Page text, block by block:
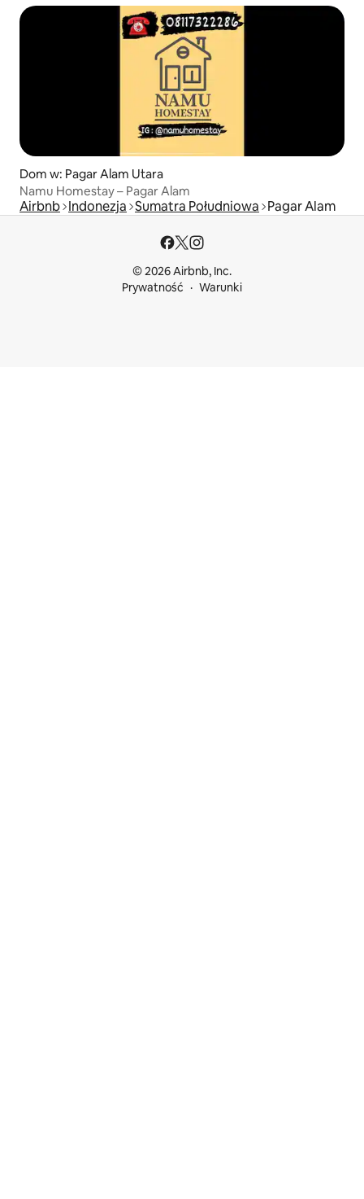
Dom w: Pagar Alam Utara
Namu Homestay – Pagar Alam
Airbnb Indonezja Sumatra Południowa Pagar Alam
© 2026 Airbnb, Inc.
Prywatność
Warunki